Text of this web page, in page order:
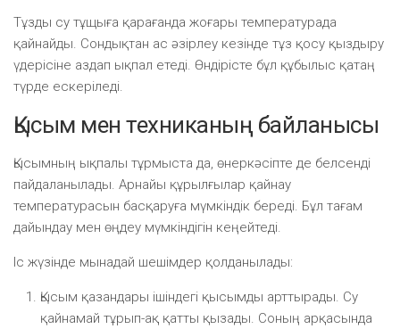
Тұзды су тұщыға қарағанда жоғары температурада
қайнайды. Сондықтан ас әзірлеу кезінде тұз қосу қыздыру
үдерісіне аздап ықпал етеді. Өндірісте бұл құбылыс қатаң
түрде ескеріледі.
Қысым мен техниканың байланысы
Қысымның ықпалы тұрмыста да, өнеркәсіпте де белсенді
пайдаланылады. Арнайы құрылғылар қайнау
температурасын басқаруға мүмкіндік береді. Бұл тағам
дайындау мен өңдеу мүмкіндігін кеңейтеді.
Іс жүзінде мынадай шешімдер қолданылады:
Қысым қазандары ішіндегі қысымды арттырады. Су
қайнамай тұрып-ақ қатты қызады. Соның арқасында